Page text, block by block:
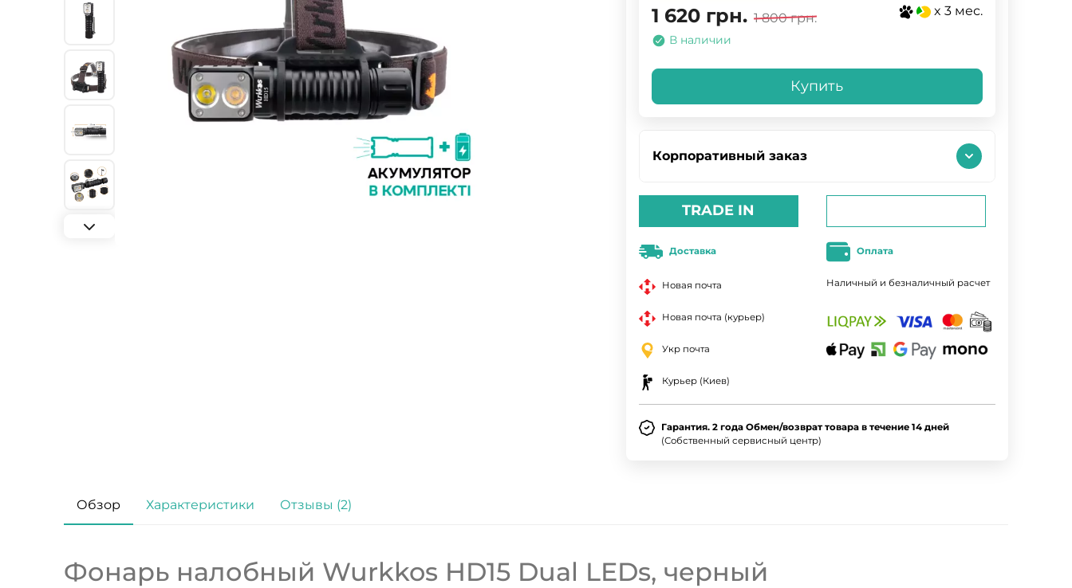
1 620 грн. 1 800 грн. x 3 мес.
В наличии
Купить
Корпоративный заказ
TRADE IN
Доставка
Новая почта
Новая почта (курьер)
Укр почта
Курьер (Киев)
Оплата
Наличный и безналичный расчет
Гарантия. 2 года Обмен/возврат товара в течение 14 дней
(Собственный сервисный центр)
Обзор Характеристики Отзывы (2)
Фонарь налобный Wurkkos HD15 Dual LEDs, черный